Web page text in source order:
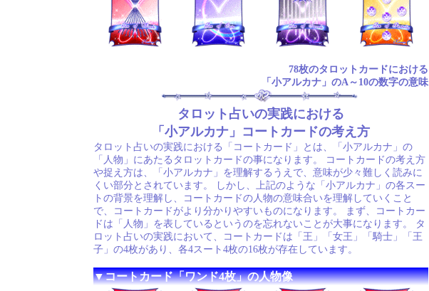
78枚のタロットカードにおける
「小アルカナ」のA～10の数字の意味
タロット占いの実践における
「小アルカナ」コートカードの考え方
タロット占いの実践における「コートカード」とは、「小アルカナ」の
「人物」にあたるタロットカードの事になります。 コートカードの考え方
や捉え方は、「小アルカナ」を理解するうえで、意味が少々難しく読みに
くい部分とされています。 しかし、上記のような「小アルカナ」の各スー
トの背景を理解し、コートカードの人物の意味合いを理解していくこと
で、コートカードがより分かりやすいものになります。 まず、コートカー
ドは「人物」を表しているというのを忘れないことが大事になります。 タ
ロット占いの実践において、コートカードは「王」「女王」「騎士」「王
子」の4枚があり、各4スート4枚の16枚が存在しています。
▼コートカード「ワンド4枚」の人物像